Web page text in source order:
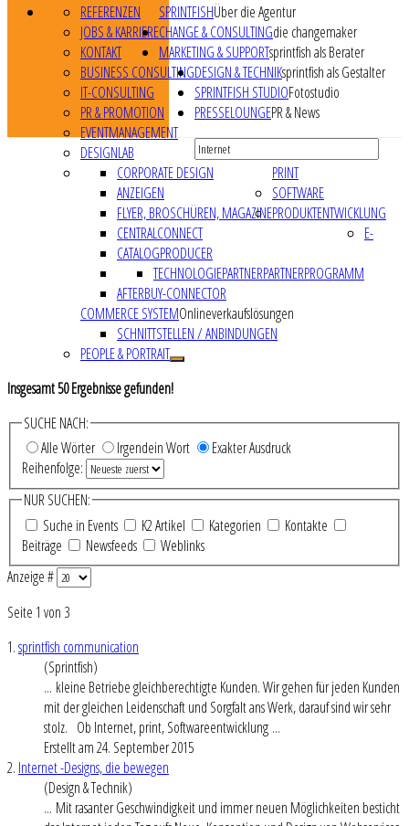
SPRINTFISHÜber die Agentur
REFERENZEN
JOBS & KARRIERE
KONTAKT
CHANGE & CONSULTINGdie changemaker
MARKETING & SUPPORTsprintfish als Berater
BUSINESS CONSULTING
IT-CONSULTING
PR & PROMOTION
EVENTMANAGEMENT
DESIGNLAB
DESIGN & TECHNIKsprintfish als Gestalter
PRINT
CORPORATE DESIGN
ANZEIGEN
FLYER, BROSCHÜREN, MAGAZINE
SOFTWARE
CENTRALCONNECT
CATALOGPRODUCER
PARTNERPROGRAMM
TECHNOLOGIEPARTNER
AFTERBUY-CONNECTOR
PRODUKTENTWICKLUNG
E-
COMMERCE SYSTEMOnlineverkaufslösungen
SCHNITTSTELLEN / ANBINDUNGEN
SPRINTFISH STUDIOFotostudio
PEOPLE & PORTRAIT
PRESSELOUNGEPR & News
Insgesamt50Ergebnisse gefunden!
SUCHE NACH:
Alle Wörter
Irgendein Wort
Exakter Ausdruck
Reihenfolge:
NUR SUCHEN:
Suche in Events
K2 Artikel Kategorien
Kontakte
Beiträge
Newsfeeds
Weblinks
Anzeige #
Seite 1 von 3
1.sprintfish communication
(Sprintfish)
... kleine Betriebe gleichberechtigte Kunden. Wir gehen für jeden Kunden
mit der gleichen Leidenschaft und Sorgfalt ans Werk, darauf sind wir sehr
stolz. Ob Internet, print, Softwareentwicklung ...
Erstellt am 24. September 2015
2. Internet -Designs, die bewegen
(Design & Technik)
... Mit rasanter Geschwindigkeit und immer neuen Möglichkeiten besticht